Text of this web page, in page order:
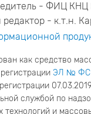
- ФИЦ КНЦ
редактор - к.т.н.
как средство
ЭЛ № ФС
регистрации
службой по
технологий и